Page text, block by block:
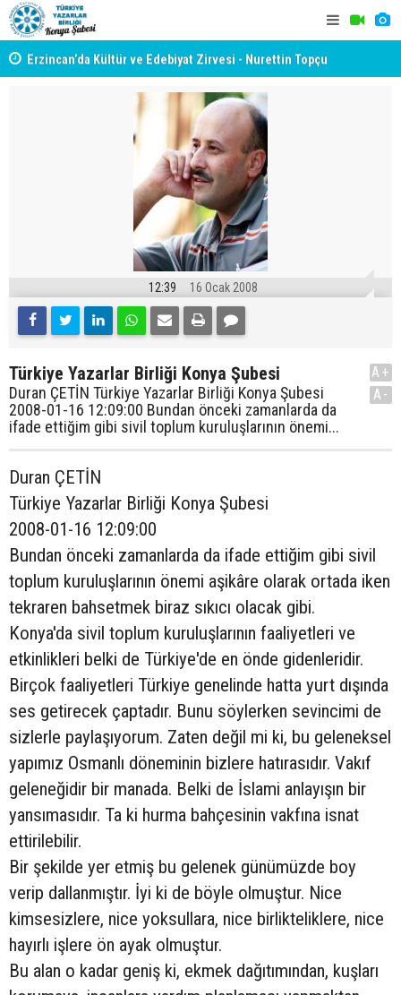
Erzincan’da Kültür ve Edebiyat Zirvesi - Nurettin Topçu
12:39 16 Ocak 2008
Türkiye Yazarlar Birliği Konya Şubesi
Duran ÇETİN Türkiye Yazarlar Birliği Konya Şubesi
2008-01-16 12:09:00 Bundan önceki zamanlarda da
ifade ettiğim gibi sivil toplum kuruluşlarının önemi...
A+
A-
Duran ÇETİN
Türkiye Yazarlar Birliği Konya Şubesi
2008-01-16 12:09:00
Bundan önceki zamanlarda da ifade ettiğim gibi sivil
toplum kuruluşlarının önemi aşikâre olarak ortada iken
tekraren bahsetmek biraz sıkıcı olacak gibi.
Konya'da sivil toplum kuruluşlarının faaliyetleri ve
etkinlikleri belki de Türkiye'de en önde gidenleridir.
Birçok faaliyetleri Türkiye genelinde hatta yurt dışında
ses getirecek çaptadır. Bunu söylerken sevincimi de
sizlerle paylaşıyorum. Zaten değil mi ki, bu geleneksel
yapımız Osmanlı döneminin bizlere hatırasıdır. Vakıf
geleneğidir bir manada. Belki de İslami anlayışın bir
yansımasıdır. Ta ki hurma bahçesinin vakfına isnat
ettirilebilir.
Bir şekilde yer etmiş bu gelenek günümüzde boy
verip dallanmıştır. İyi ki de böyle olmuştur. Nice
kimsesizlere, nice yoksullara, nice birlikteliklere, nice
hayırlı işlere ön ayak olmuştur.
Bu alan o kadar geniş ki, ekmek dağıtımından, kuşları